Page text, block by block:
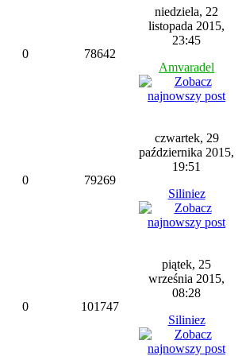
0 78642
niedziela, 22
listopada 2015,
23:45
Amvaradel
0 79269
czwartek, 29
października 2015,
19:51
Siliniez
0 101747
piątek, 25
września 2015,
08:28
Siliniez